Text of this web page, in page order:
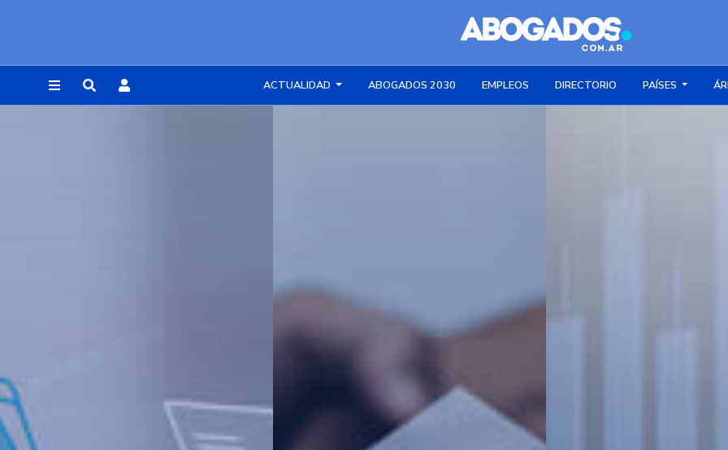
ACTUALIDAD ABOGADOS 2030 EMPLEOS DIRECTORIO PAÍSES